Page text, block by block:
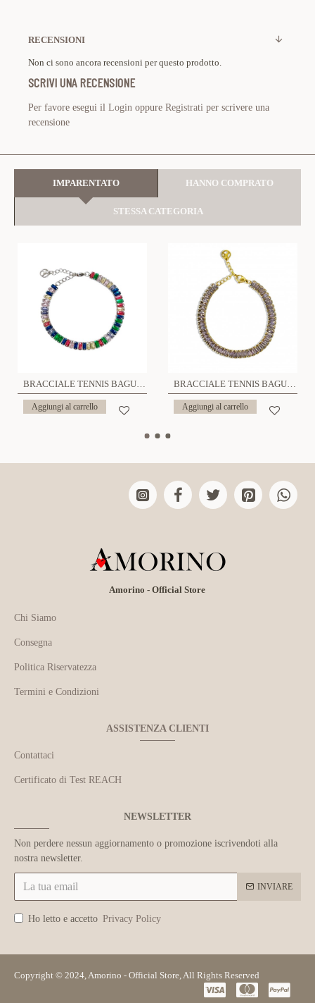
RECENSIONI
Non ci sono ancora recensioni per questo prodotto.
SCRIVI UNA RECENSIONE
Per favore esegui il Login oppure Registrati per scrivere una
recensione
IMPARENTATO HANNO COMPRATO
STESSA CATEGORIA
BRACCIALE TENNIS BAGUETTE - JN2280D163
Aggiungi al carrello
BRACCIALE TENNIS BAGUETTE - JN2280D163
Aggiungi al carrello
Amorino - Official Store
Chi Siamo
Consegna
Politica Riservatezza
Termini e Condizioni
ASSISTENZA CLIENTI
Contattaci
Certificato di Test REACH
NEWSLETTER
Non perdere nessun aggiornamento o promozione iscrivendoti alla
nostra newsletter.
INVIARE
Ho letto e accetto Privacy Policy
Copyright © 2024, Amorino - Official Store, All Rights Reserved